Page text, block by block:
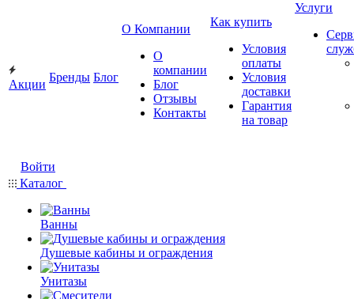
Акции
Бренды Блог
О Компании
О
компании
Блог
Отзывы
Контакты
Как купить
Условия
оплаты
Условия
доставки
Гарантия
на товар
Услуги
Войти
Каталог
Ванны
Душевые кабины и ограждения
Унитазы